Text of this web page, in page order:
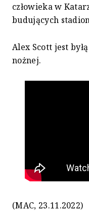
człowieka w
budujących
Alex Scott jest
nożnej.
(MAC, 23.11.2022)